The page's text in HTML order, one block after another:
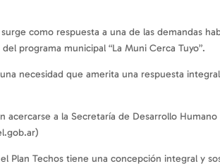
como respuesta a una de las demandas
programa municipal “La Muni Cerca Tuyo”.
necesidad que amerita una respuesta
a la Secretaría de Desarrollo
Plan Techos tiene una concepción integral y